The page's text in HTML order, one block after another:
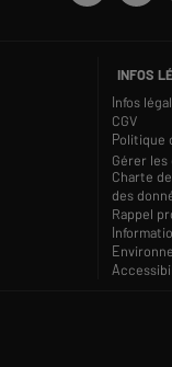
INFOS
Infos
CGV
Politique
Gérer les
Charte
des
Rappel